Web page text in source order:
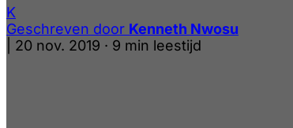
K
Geschreven door Kenneth Nwosu
20 nov. 2019 · 9 min leestijd